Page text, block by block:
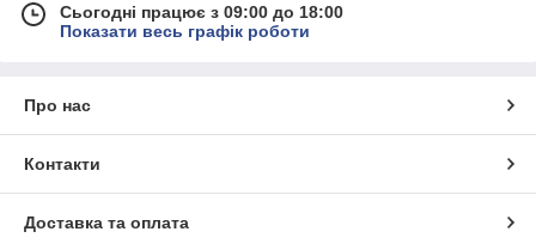
Сьогодні працює з 09:00 до 18:00
Показати весь графік роботи
Про нас
Контакти
Доставка та оплата